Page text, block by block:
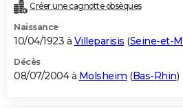
Créer une cagnotte obsèques
Naissance
10/04/1923 à Villeparisis (Seine-et-
Décès
08/07/2004 à Molsheim (Bas-Rhin)